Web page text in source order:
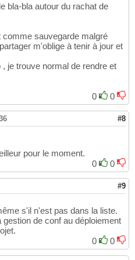
bla-bla autour du rachat de
comme sauvegarde malgré
m'oblige à tenir à jour et
je trouve normal de rendre et
0
0
#8
pour le moment.
0
0
#9
s'il n'est pas dans la liste.
de conf au déploiement
0
0